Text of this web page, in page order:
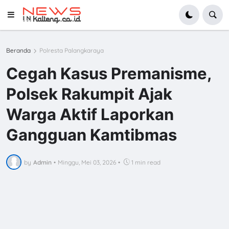
Beranda Polresta Palangkaraya
Cegah Kasus Premanisme,
Polsek Rakumpit Ajak
Warga Aktif Laporkan
Gangguan Kamtibmas
by Admin • Minggu, Mei 03, 2026 • 1 min read